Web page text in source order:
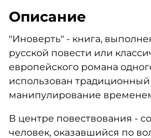
Описание
"Иноверть" - книга,
русской повести или
европейского романа
использован
манипулирование
В центре повествования -
человек, оказавшийся по